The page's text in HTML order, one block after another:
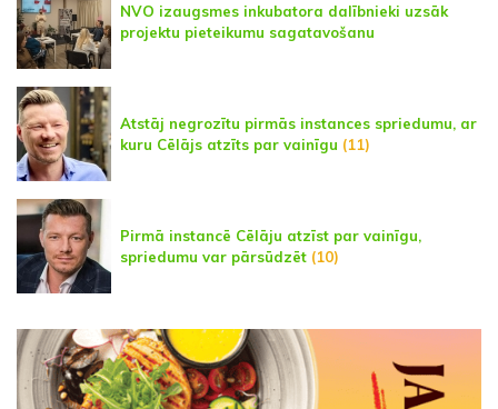
NVO izaugsmes inkubatora dalībnieki uzsāk
projektu pieteikumu sagatavošanu
Atstāj negrozītu pirmās instances spriedumu, ar
kuru Cēlājs atzīts par vainīgu (11)
Pirmā instancē Cēlāju atzīst par vainīgu,
spriedumu var pārsūdzēt (10)